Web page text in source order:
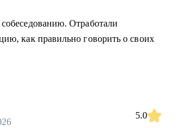
Отработали
как правильно говорить о своих
5.0